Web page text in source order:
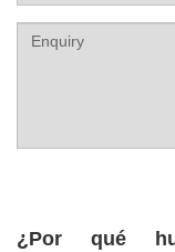
Label
¿Por qué